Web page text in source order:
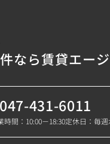
なら賃貸エー
431-6011
時間：10:00－18:30定休日：毎週